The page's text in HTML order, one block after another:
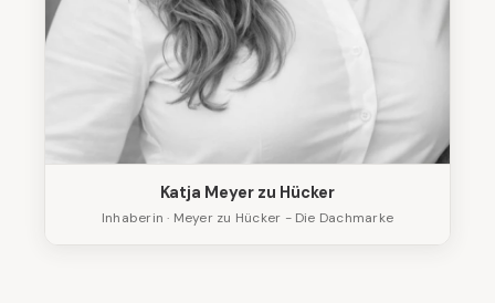
Katja Meyer zu Hücker
Inhaberin · Meyer zu Hücker - Die Dachmarke